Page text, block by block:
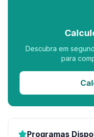
Descubra em
para
Programas